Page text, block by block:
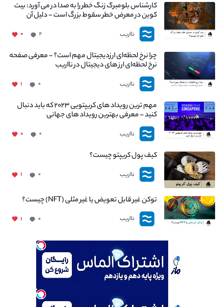
کارشناس بلومبرگ زنگ خطر را به صدا در می آورد: بیت
کوین در معرض خطر سقوط بزرگ است - دلیل آن
چیست؟
نااریب ۲ ۰
چرا نرخ لحظه‌ای ارزدیجیتال مهم است؟ - معرفی صفحه
نرخ لحظه‌ای ارز های دیجیتال در نااریب
نااریب ۰ ۱
مهم ترین رویداد های کریپتویی ۲۰۲۳ که باید دنبال
کنید – معرفی بهترین رویداد های جهانی
نااریب ۰ ۰
کیف پول کریپتو چیست؟
نااریب ۰ ۱
توکن غیر قابل تعویض یا غیر مثلی (NFT) چیست؟
نااریب ۰ ۱